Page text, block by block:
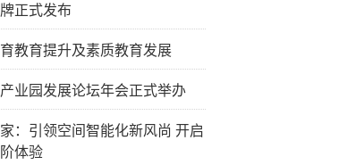
正式发布
教育提升及素质教育发展
业园发展论坛年会正式举办
：引领空间智能化新风尚 开启
体验